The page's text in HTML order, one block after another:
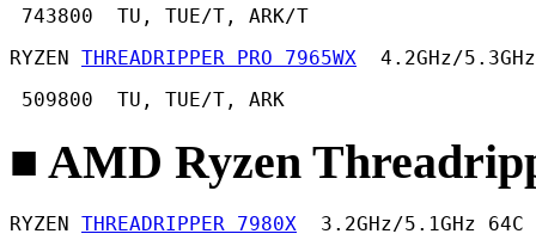
743800  TU, TUE/T, ARK/T
RYZEN THREADRIPPER PRO 7965WX
4.2GHz/
509800  TU, TUE/T, ARK
■ AMD Ryzen
RYZEN THREADRIPPER 7980X
3.2GHz/5.1GHz 64C